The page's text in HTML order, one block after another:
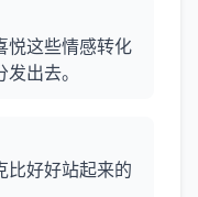
悦这些情感转化
出去。
比好好站起来的